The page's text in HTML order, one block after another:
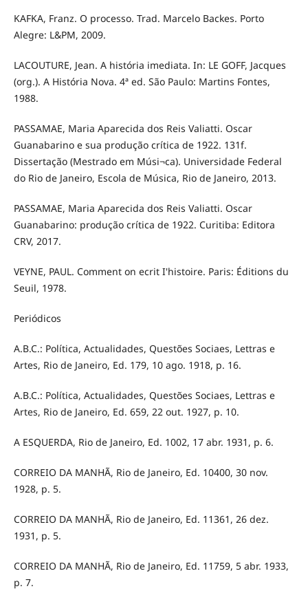
KAFKA, Franz. O processo. Trad. Marcelo Backes. Porto
Alegre: L&PM, 2009.
LACOUTURE, Jean. A história imediata. In: LE GOFF, Jacques
(org.). A História Nova. 4ª ed. São Paulo: Martins Fontes,
1988.
PASSAMAE, Maria Aparecida dos Reis Valiatti. Oscar
Guanabarino e sua produção crítica de 1922. 131f.
Dissertação (Mestrado em Músi¬ca). Universidade Federal
do Rio de Janeiro, Escola de Música, Rio de Janeiro, 2013.
PASSAMAE, Maria Aparecida dos Reis Valiatti. Oscar
Guanabarino: produção crítica de 1922. Curitiba: Editora
CRV, 2017.
VEYNE, PAUL. Comment on ecrit I'histoire. Paris: Éditions du
Seuil, 1978.
Periódicos
A.B.C.: Política, Actualidades, Questões Sociaes, Lettras e
Artes, Rio de Janeiro, Ed. 179, 10 ago. 1918, p. 16.
A.B.C.: Política, Actualidades, Questões Sociaes, Lettras e
Artes, Rio de Janeiro, Ed. 659, 22 out. 1927, p. 10.
A ESQUERDA, Rio de Janeiro, Ed. 1002, 17 abr. 1931, p. 6.
CORREIO DA MANHÃ, Rio de Janeiro, Ed. 10400, 30 nov.
1928, p. 5.
CORREIO DA MANHÃ, Rio de Janeiro, Ed. 11361, 26 dez.
1931, p. 5.
CORREIO DA MANHÃ, Rio de Janeiro, Ed. 11759, 5 abr. 1933,
p. 7.